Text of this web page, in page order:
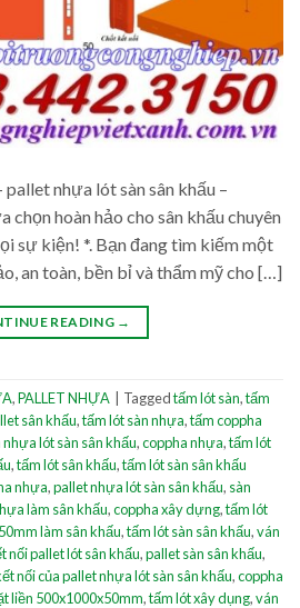
pallet nhựa lót sàn sân khấu –
chọn hoàn hảo cho sân khấu chuyên
sự kiện! *. Bạn đang tìm kiếm một
an toàn, bền bỉ và thẩm mỹ cho […]
READING →
,PALLET NHỰA Taggedtấm lót sàn,tấm
sân khấu,tấm lót sàn nhựa,tấm coppha
lót sàn sân khấu,coppha nhựa,tấm lót
,tấm lót sân khấu,tấm lót sàn sân khấu
nhựa,pallet nhựa lót sàn sân khấu, sàn
làm sân khấu,coppha xây dựng,tấm lót
làm sân khấu,tấm lót sàn sân khấu,ván
nối pallet lót sân khấu,pallet sàn sân khấu,
nối của pallet nhựa lót sàn sân khấu,coppha
liền 500x1000x50mm,tấm lót xây dụng,ván